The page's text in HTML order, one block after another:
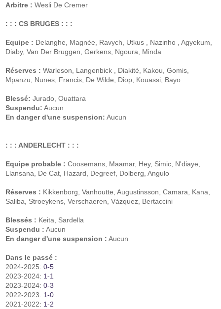
Arbitre : Wesli De Cremer
: : : CS BRUGES : : :
Equipe : Delanghe, Magnée, Ravych, Utkus , Nazinho , Agyekum,
Diaby, Van Der Bruggen, Gerkens, Ngoura, Minda
Réserves : Warleson, Langenbick , Diakité, Kakou, Gomis,
Mpanzu, Nunes, Francis, De Wilde, Diop, Kouassi, Bayo
Blessé: Jurado, Ouattara
Suspendu: Aucun
En danger d'une suspension: Aucun
: : : ANDERLECHT : : :
Equipe probable : Coosemans, Maamar, Hey, Simic, N'diaye,
Llansana, De Cat, Hazard, Degreef, Dolberg, Angulo
Réserves : Kikkenborg, Vanhoutte, Augustinsson, Camara, Kana,
Saliba, Stroeykens, Verschaeren, Vázquez, Bertaccini
Blessés : Keita, Sardella
Suspendu : Aucun
En danger d'une suspension : Aucun
Dans le passé :
2024-2025:0-5
2023-2024: 1-1
2023-2024:0-3
2022-2023: 1-0
2021-2022: 1-2